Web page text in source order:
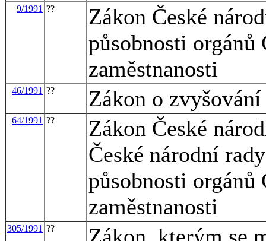
9/1991 ??
Zákon České
působnosti orgánů
zaměstnanosti
46/1991 ?? Zákon o
64/1991 ??
Zákon České
České národní
působnosti orgánů
zaměstnanosti
305/1991 ??